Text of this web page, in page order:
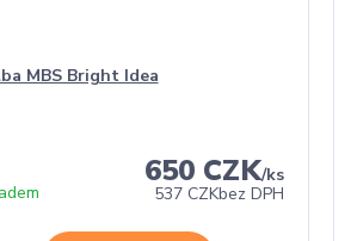
MBS Bright Idea
650 CZK/ks
537 CZKbez DPH